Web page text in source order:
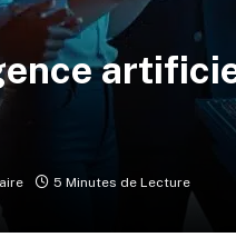
5 Minutes de Lecture